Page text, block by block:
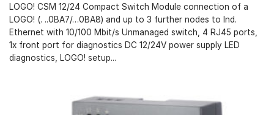
LOGO! CSM 12/24 Compact Switch Module connection of a
LOGO! (. ..0BA7/…0BA8) and up to 3 further nodes to Ind.
Ethernet with 10/100 Mbit/s Unmanaged switch, 4 RJ45 ports,
1x front port for diagnostics DC 12/24V power supply LED
diagnostics, LOGO! setup...